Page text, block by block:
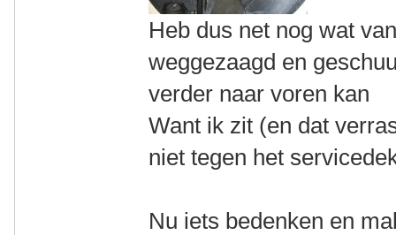
Heb dus net nog wat
weggezaagd en
verder naar voren kan
Want ik zit (en dat
niet tegen het
Nu iets bedenken en